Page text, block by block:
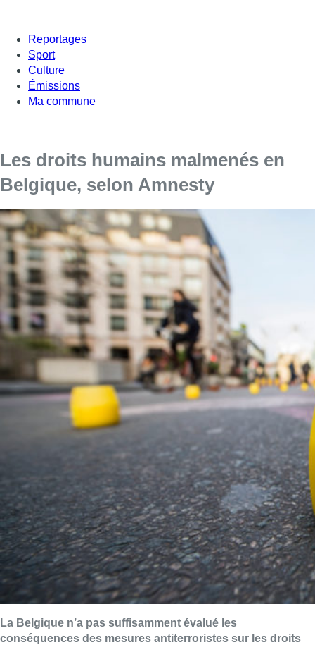
Reportages
Sport
Culture
Émissions
Ma commune
Les droits humains malmenés en
Belgique, selon Amnesty
La Belgique n’a pas suffisamment évalué les
conséquences des mesures antiterroristes sur les droits